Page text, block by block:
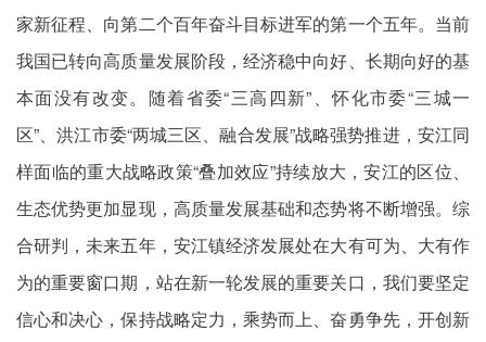
家新征程、向第二个百年奋斗目标进军的第一个五年。当前
我国已转向高质量发展阶段，经济稳中向好、长期向好的基
本面没有改变。随着省委“三高四新”、怀化市委“三城一
区”、洪江市委“两城三区、融合发展”战略强势推进，安江同
样面临的重大战略政策“叠加效应”持续放大，安江的区位、
生态优势更加显现，高质量发展基础和态势将不断增强。综
合研判，未来五年，安江镇经济发展处在大有可为、大有作
为的重要窗口期，站在新一轮发展的重要关口，我们要坚定
信心和决心，保持战略定力，乘势而上、奋勇争先，开创新